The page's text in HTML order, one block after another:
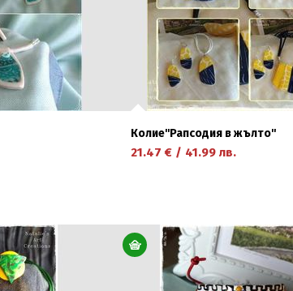
Колие''Рапсодия в жълто''
21.47 € / 41.99 лв.
научете повече